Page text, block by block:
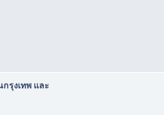
รุงเทพ และ